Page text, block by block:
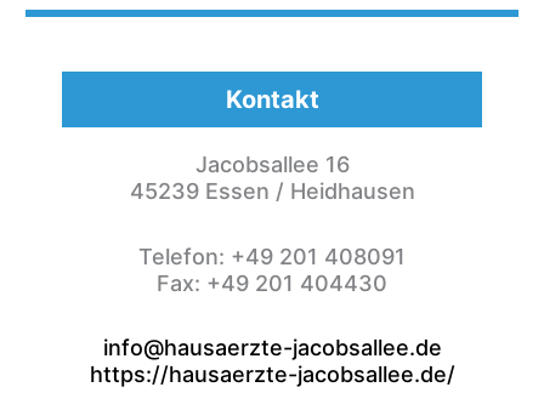
Kontakt
Jacobsallee 16
45239 Essen / Heidhausen
Telefon: +49 201 408091
Fax: +49 201 404430
info@hausaerzte-jacobsallee.de
https://hausaerzte-jacobsallee.de/